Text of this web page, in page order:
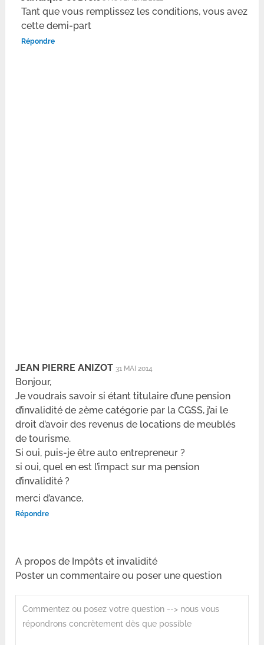
Tant que vous remplissez les conditions, vous avez
cette demi-part
Répondre
JEAN PIERRE ANIZOT 31 MAI 2014
Bonjour,
Je voudrais savoir si étant titulaire d’une pension
d’invalidité de 2ème catégorie par la CGSS, j’ai le
droit d’avoir des revenus de locations de meublés
de tourisme.
Si oui, puis-je être auto entrepreneur ?
si oui, quel en est l’impact sur ma pension
d’invalidité ?
merci d’avance,
Répondre
A propos de Impôts et invalidité
Poster un commentaire ou poser une question